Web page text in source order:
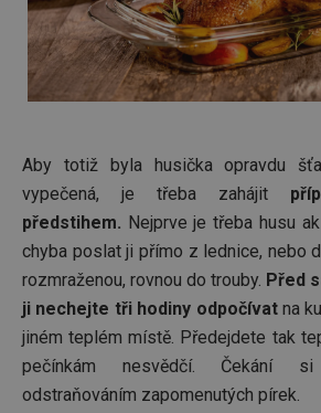
Aby totiž byla husička opravdu
vypečená, je třeba zahájit
předstihem. Nejprve je třeba husu
chyba poslat ji přímo z lednice, nebo
rozmraženou, rovnou do trouby. Před
ji nechejte tři hodiny odpočívatna
jiném teplém místě. Předejdete tak
pečínkám nesvědčí. Čekání
odstraňováním zapomenutých pírek.